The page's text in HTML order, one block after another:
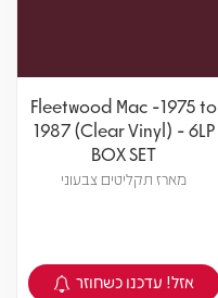
Fleetwood Mac -1975 to
1987 (Clear Vinyl) - 6LP
BOX SET
מארז תקליטים צבעוני
צפיה במוצר
אזל! עדכנו כשחוזר